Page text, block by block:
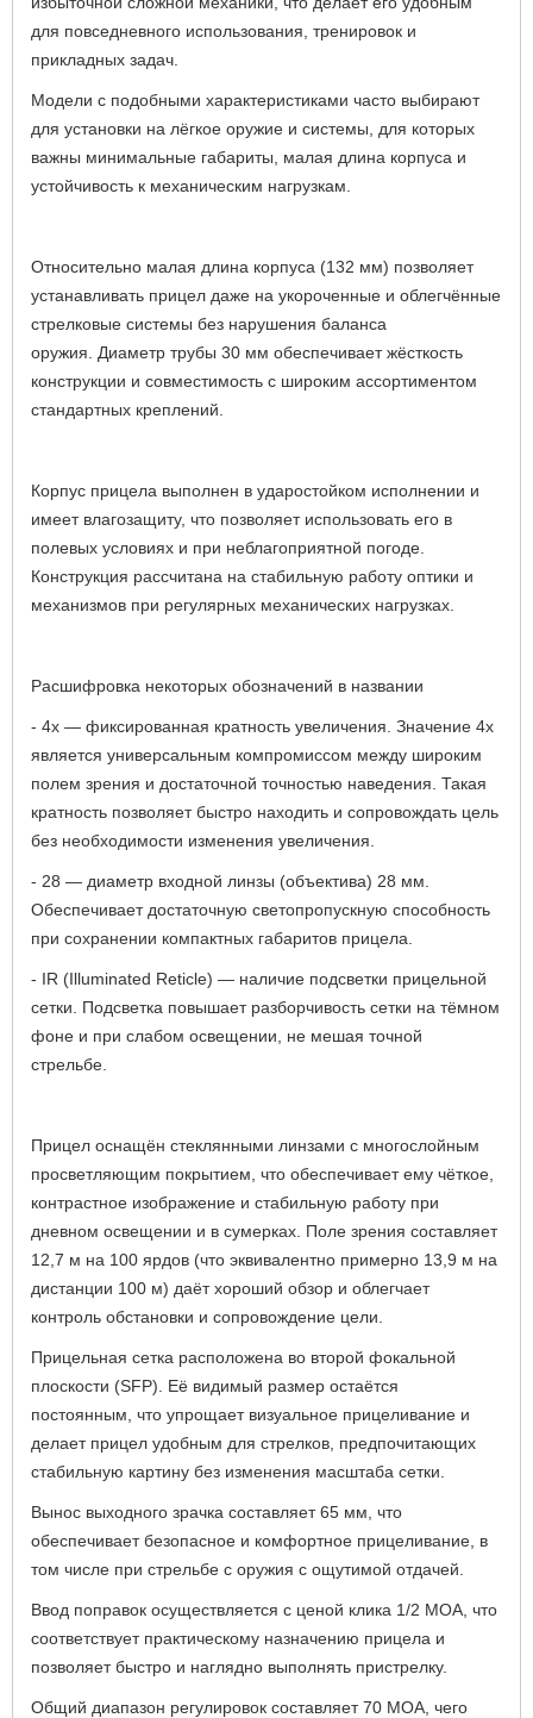
для повседневного использования, тренировок и
прикладных задач.
Модели с подобными характеристиками часто выбирают
для установки на лёгкое оружие и системы, для которых
важны минимальные габариты, малая длина корпуса и
устойчивость к механическим нагрузкам.
Относительно малая длина корпуса (132 мм) позволяет
устанавливать прицел даже на укороченные и облегчённые
стрелковые системы без нарушения баланса
оружия. Диаметр трубы 30 мм обеспечивает жёсткость
конструкции и совместимость с широким ассортиментом
стандартных креплений.
Корпус прицела выполнен в ударостойком исполнении и
имеет влагозащиту, что позволяет использовать его в
полевых условиях и при неблагоприятной погоде.
Конструкция рассчитана на стабильную работу оптики и
механизмов при регулярных механических нагрузках.
Расшифровка некоторых обозначений в названии
- 4х — фиксированная кратность увеличения. Значение 4х
является универсальным компромиссом между широким
полем зрения и достаточной точностью наведения. Такая
кратность позволяет быстро находить и сопровождать цель
без необходимости изменения увеличения.
- 28 — диаметр входной линзы (объектива) 28 мм.
Обеспечивает достаточную светопропускную способность
при сохранении компактных габаритов прицела.
- IR (Illuminated Reticle) — наличие подсветки прицельной
сетки. Подсветка повышает разборчивость сетки на тёмном
фоне и при слабом освещении, не мешая точной
стрельбе.
Прицел оснащён стеклянными линзами с многослойным
просветляющим покрытием, что обеспечивает ему чёткое,
контрастное изображение и стабильную работу при
дневном освещении и в сумерках. Поле зрения составляет
12,7 м на 100 ярдов (что эквивалентно примерно 13,9 м на
дистанции 100 м) даёт хороший обзор и облегчает
контроль обстановки и сопровождение цели.
Прицельная сетка расположена во второй фокальной
плоскости (SFP). Её видимый размер остаётся
постоянным, что упрощает визуальное прицеливание и
делает прицел удобным для стрелков, предпочитающих
стабильную картину без изменения масштаба сетки.
Вынос выходного зрачка составляет 65 мм, что
обеспечивает безопасное и комфортное прицеливание, в
том числе при стрельбе с оружия с ощутимой отдачей.
Ввод поправок осуществляется с ценой клика 1/2 MOA, что
соответствует практическому назначению прицела и
позволяет быстро и наглядно выполнять пристрелку.
Общий диапазон регулировок составляет 70 MOA, чего